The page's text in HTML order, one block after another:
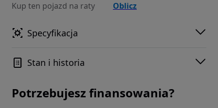
Kup ten pojazd na raty Oblicz
Specyfikacja
Stan i historia
Potrzebujesz finansowania?